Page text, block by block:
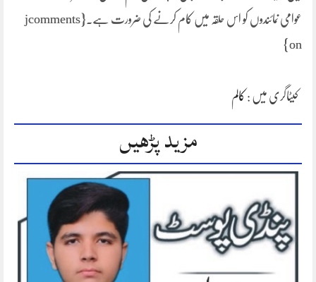
عوامی نمائندوں کو اس حلقہ میں کام کرنے کی ضرورت ہے۔{jcomments
on}
کیٹاگری میں : کالم
مزید پڑھیں